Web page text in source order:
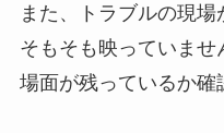
また、トラブルの現場
そもそも映っていま
場面が残っているか確